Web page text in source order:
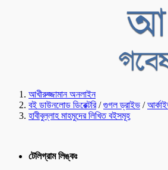
আখীরুজ্জামান অনলাইন
বই ডাউনলোড ডিরেক্টরি/গুগল ড্রাইভ /
হাবীবুল্লাহ মাহমুদের লিখিত বইসমূহ
টেলিগ্রাম লিঙ্কঃ